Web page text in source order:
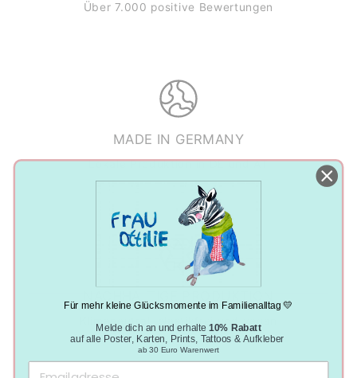
Über 7.000 positive Bewertungen
MADE IN GERMANY
Lokale Produktion in DE und AT
Für mehr kleine Glücksmomente im Familienalltag 💛
Melde dich an und erhalte10% Rabatt
auf alle Poster, Karten, Prints, Tattoos & Aufkleber
ab 30 Euro Warenwert